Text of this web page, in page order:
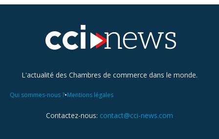
L'actualité des Chambres de commerce dans le monde.
Qui sommes-nous ?•Mentions légales
Contactez-nous: contact@cci-news.com